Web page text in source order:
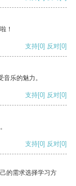
！
支持[0] 反对[0]
乐的魅力。
支持[0] 反对[0]
支持[0] 反对[0]
的需求选择学习方